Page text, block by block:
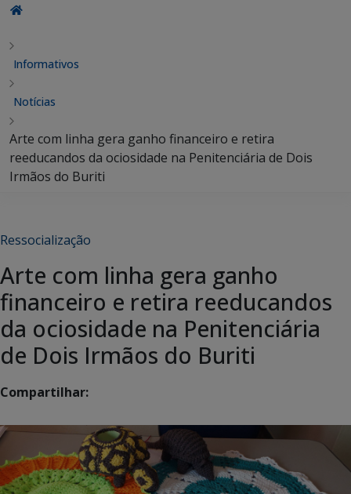
Informativos
Notícias
Arte com linha gera ganho financeiro e retira
reeducandos da ociosidade na Penitenciária de Dois
Irmãos do Buriti
Ressocialização
Arte com linha gera ganho
financeiro e retira reeducandos
da ociosidade na Penitenciária
de Dois Irmãos do Buriti
Compartilhar: